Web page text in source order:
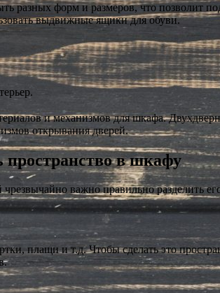
разных форм и размеров, что позволит
выдвижные ящики для обуви.
и механизмов для шкафа.
открывания дверей.
пространство в шкафу
важно правильно разделить
плащи и т.д. Чтобы сделать это